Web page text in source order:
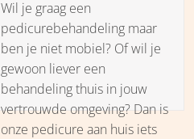
uitvoeren van kleine
reparaties. Er is een grote
keuze uit monturen in
verschillende prijsklassen.
Wil je graag een
pedicurebehandeling maar
ben je niet mobiel? Of wil je
gewoon liever een
behandeling thuis in jouw
vertrouwde omgeving? Dan is
onze pedicure aan huis iets